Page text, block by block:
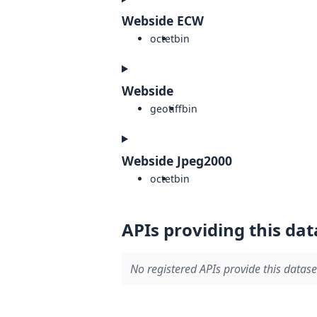
Webside ECW
octetbin
Webside
geotiffbin
Webside Jpeg2000
octetbin
APIs providing this
No registered APIs provide this